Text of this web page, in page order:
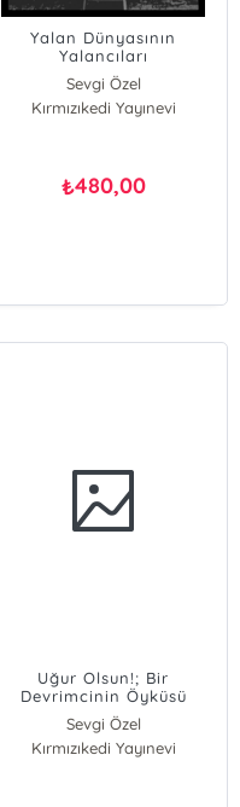
Yalan Dünyasının
Yalancıları
Sevgi Özel
Kırmızıkedi Yayınevi
₺480,00
Uğur Olsun!; Bir
Devrimcinin Öyküsü
Sevgi Özel
Kırmızıkedi Yayınevi